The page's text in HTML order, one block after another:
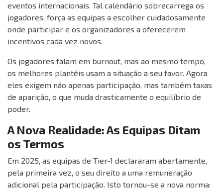
eventos internacionais. Tal calendário sobrecarrega os
jogadores, força as equipas a escolher cuidadosamente
onde participar e os organizadores a oferecerem
incentivos cada vez novos.
Os jogadores falam em burnout, mas ao mesmo tempo,
os melhores plantéis usam a situação a seu favor. Agora
eles exigem não apenas participação, mas também taxas
de aparição, o que muda drasticamente o equilíbrio de
poder.
A Nova Realidade: As Equipas Ditam
os Termos
Em 2025, as equipas de Tier-1 declararam abertamente,
pela primeira vez, o seu direito a uma remuneração
adicional pela participação. Isto tornou-se a nova norma: